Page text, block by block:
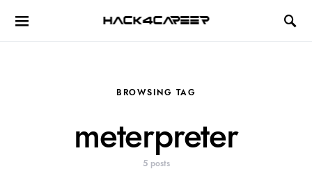
Hack4Career
BROWSING TAG
meterpreter
5 posts